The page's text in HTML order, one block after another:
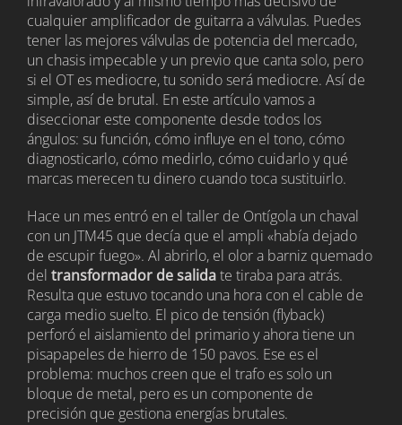
cualquier amplificador de guitarra a válvulas. Puedes
tener las mejores válvulas de potencia del mercado,
un chasis impecable y un previo que canta solo, pero
si el OT es mediocre, tu sonido será mediocre. Así de
simple, así de brutal. En este artículo vamos a
diseccionar este componente desde todos los
ángulos: su función, cómo influye en el tono, cómo
diagnosticarlo, cómo medirlo, cómo cuidarlo y qué
marcas merecen tu dinero cuando toca sustituirlo.
Hace un mes entró en el taller de Ontígola un chaval
con un JTM45 que decía que el ampli «había dejado
de escupir fuego». Al abrirlo, el olor a barniz quemado
del transformador de salidate tiraba para atrás.
Resulta que estuvo tocando una hora con el cable de
carga medio suelto. El pico de tensión (flyback)
perforó el aislamiento del primario y ahora tiene un
pisapapeles de hierro de 150 pavos. Ese es el
problema: muchos creen que el trafo es solo un
bloque de metal, pero es un componente de
precisión que gestiona energías brutales.